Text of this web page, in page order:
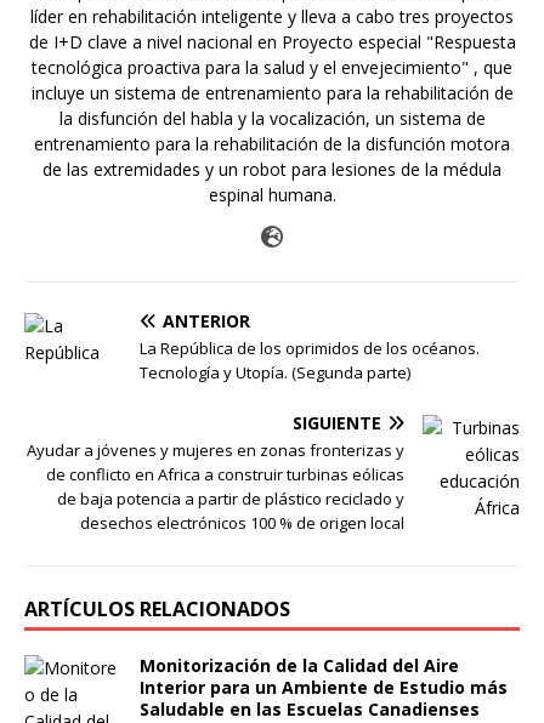
líder en rehabilitación inteligente y lleva a cabo tres proyectos
de I+D clave a nivel nacional en Proyecto especial "Respuesta
tecnológica proactiva para la salud y el envejecimiento" , que
incluye un sistema de entrenamiento para la rehabilitación de
la disfunción del habla y la vocalización, un sistema de
entrenamiento para la rehabilitación de la disfunción motora
de las extremidades y un robot para lesiones de la médula
espinal humana.
ANTERIOR
La República de los oprimidos de los océanos.
Tecnología y Utopía. (Segunda parte)
SIGUIENTE
Ayudar a jóvenes y mujeres en zonas fronterizas y
de conflicto en Africa a construir turbinas eólicas
de baja potencia a partir de plástico reciclado y
desechos electrónicos 100 % de origen local
ARTÍCULOS RELACIONADOS
Monitorización de la Calidad del Aire
Interior para un Ambiente de Estudio más
Saludable en las Escuelas Canadienses